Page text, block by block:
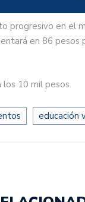
progresivo en el
en 86
10 mil pesos.
educación